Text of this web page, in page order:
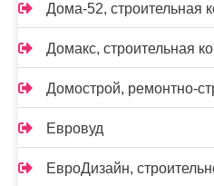
Дома-52, строительная
Домакс, строительная
Домострой, ремонтно-
Евровуд
ЕвроДизайн,